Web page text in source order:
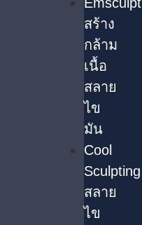
สร้าง
กล้าม
เนื้อ
สลาย
ไข
มัน
Cool
Sculpting
สลาย
ไข